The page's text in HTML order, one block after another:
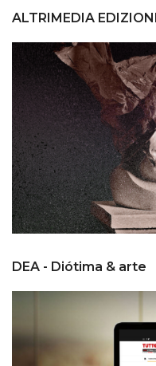
ALTRIMEDIA EDIZIONI
DEA - Diótima & arte